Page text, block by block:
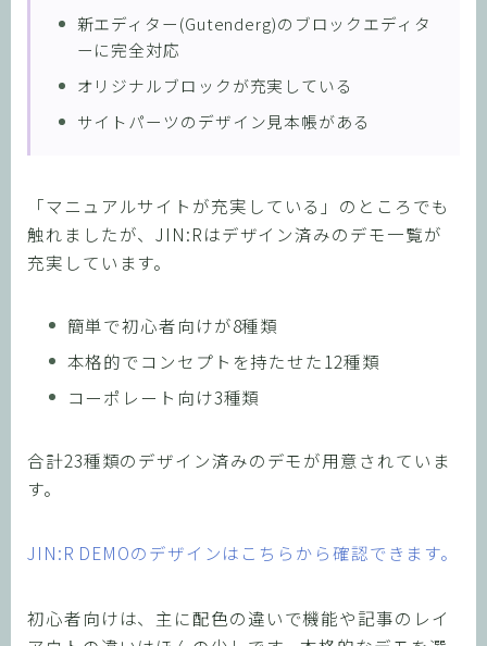
新エディター(Gutenderg)のブロックエディタ
ーに完全対応
オリジナルブロックが充実している
サイトパーツのデザイン見本帳がある
「マニュアルサイトが充実している」のところでも
触れましたが、JIN:Rはデザイン済みのデモ一覧が
充実しています。
簡単で初心者向けが8種類
本格的でコンセプトを持たせた12種類
コーポレート向け3種類
合計23種類のデザイン済みのデモが用意されていま
す。
JIN:R DEMOのデザインはこちらから確認できます。
初心者向けは、主に配色の違いで機能や記事のレイ